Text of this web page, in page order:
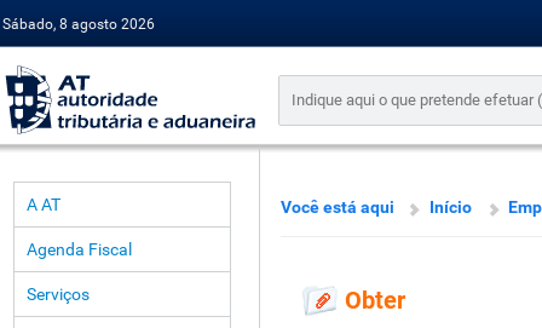
Sábado, 8 agosto 2026
A AT
Agenda Fiscal
Serviços
Você está aqui Início
Obter